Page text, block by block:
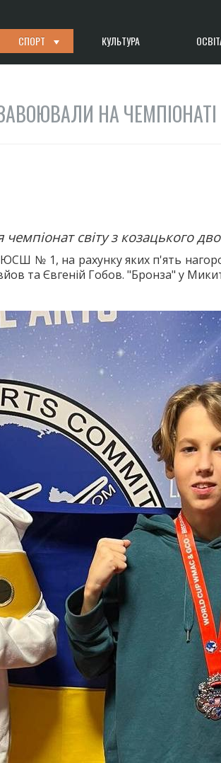
СПОРТ КУЛЬТУРА
НА ЧЕМПІОНАТІ
світу з козацького
№ 1, на рахунку яких п'ять
та Євгеній Гобов. "Бронза" у